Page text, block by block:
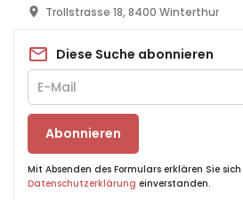
Trollstrasse 18, 8400 Winterthur
Diese Suche abonnieren
Abonnieren
Mit Absenden des Formulars erklären Sie
Datenschutzerklärung einverstanden.